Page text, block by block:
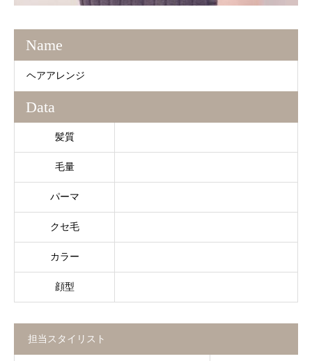
Name
ヘアアレンジ
Data
髪質
毛量
パーマ
クセ毛
カラー
顔型
担当スタイリスト